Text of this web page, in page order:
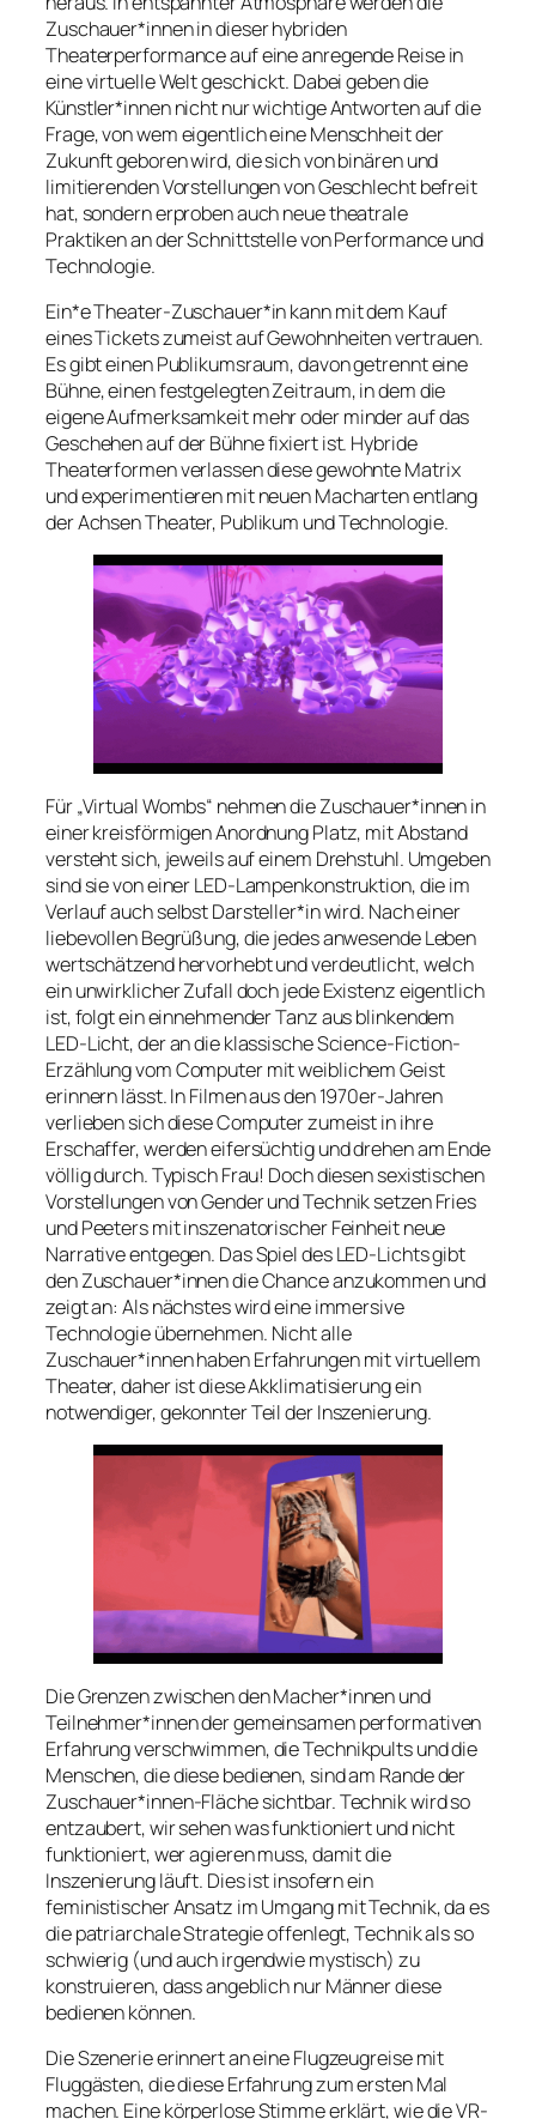
Zuschauer*innen in dieser hybriden
Theaterperformance auf eine anregende Reise in
eine virtuelle Welt geschickt. Dabei geben die
Künstler*innen nicht nur wichtige Antworten auf die
Frage, von wem eigentlich eine Menschheit der
Zukunft geboren wird, die sich von binären und
limitierenden Vorstellungen von Geschlecht befreit
hat, sondern erproben auch neue theatrale
Praktiken an der Schnittstelle von Performance und
Technologie.
Ein*e Theater-Zuschauer*in kann mit dem Kauf
eines Tickets zumeist auf Gewohnheiten vertrauen.
Es gibt einen Publikumsraum, davon getrennt eine
Bühne, einen festgelegten Zeitraum, in dem die
eigene Aufmerksamkeit mehr oder minder auf das
Geschehen auf der Bühne fixiert ist. Hybride
Theaterformen verlassen diese gewohnte Matrix
und experimentieren mit neuen Macharten entlang
der Achsen Theater, Publikum und Technologie.
Für „Virtual Wombs“ nehmen die Zuschauer*innen in
einer kreisförmigen Anordnung Platz, mit Abstand
versteht sich, jeweils auf einem Drehstuhl. Umgeben
sind sie von einer LED-Lampenkonstruktion, die im
Verlauf auch selbst Darsteller*in wird. Nach einer
liebevollen Begrüßung, die jedes anwesende Leben
wertschätzend hervorhebt und verdeutlicht, welch
ein unwirklicher Zufall doch jede Existenz eigentlich
ist, folgt ein einnehmender Tanz aus blinkendem
LED-Licht, der an die klassische Science-Fiction-
Erzählung vom Computer mit weiblichem Geist
erinnern lässt. In Filmen aus den 1970er-Jahren
verlieben sich diese Computer zumeist in ihre
Erschaffer, werden eifersüchtig und drehen am Ende
völlig durch. Typisch Frau! Doch diesen sexistischen
Vorstellungen von Gender und Technik setzen Fries
und Peeters mit inszenatorischer Feinheit neue
Narrative entgegen. Das Spiel des LED-Lichts gibt
den Zuschauer*innen die Chance anzukommen und
zeigt an: Als nächstes wird eine immersive
Technologie übernehmen. Nicht alle
Zuschauer*innen haben Erfahrungen mit virtuellem
Theater, daher ist diese Akklimatisierung ein
notwendiger, gekonnter Teil der Inszenierung.
Die Grenzen zwischen den Macher*innen und
Teilnehmer*innen der gemeinsamen performativen
Erfahrung verschwimmen, die Technikpults und die
Menschen, die diese bedienen, sind am Rande der
Zuschauer*innen-Fläche sichtbar. Technik wird so
entzaubert, wir sehen was funktioniert und nicht
funktioniert, wer agieren muss, damit die
Inszenierung läuft. Dies ist insofern ein
feministischer Ansatz im Umgang mit Technik, da es
die patriarchale Strategie offenlegt, Technik als so
schwierig (und auch irgendwie mystisch) zu
konstruieren, dass angeblich nur Männer diese
bedienen können.
Die Szenerie erinnert an eine Flugzeugreise mit
Fluggästen, die diese Erfahrung zum ersten Mal
machen. Eine körperlose Stimme erklärt, wie die VR-